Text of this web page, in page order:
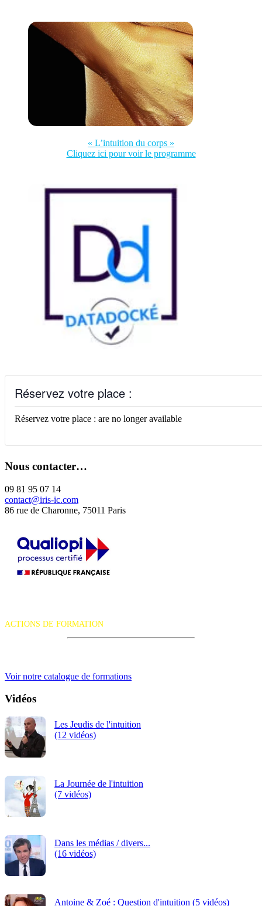
« L’intuition du corps »
Cliquez ici pour voir le programme
Réservez votre place :
Réservez votre place : are no longer available
Nous contacter…
09 81 95 07 14
contact@iris-ic.com
86 rue de Charonne, 75011 Paris
ACTIONS DE FORMATION
Voir notre catalogue de formations
Vidéos
Les Jeudis de l'intuition
(12 vidéos)
La Journée de l'intuition
(7 vidéos)
Dans les médias / divers...
(16 vidéos)
Antoine & Zoé : Question d'intuition (5 vidéos)